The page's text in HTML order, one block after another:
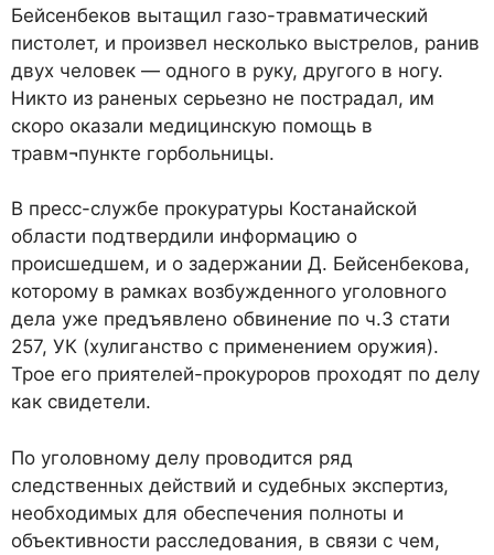
Бейсенбеков вытащил газо-травматический
пистолет, и произвел несколько выстрелов, ранив
двух человек — одного в руку, другого в ногу.
Никто из раненых серьезно не пострадал, им
скоро оказали медицинскую помощь в
травм¬пункте горбольницы.
В пресс-службе прокуратуры Костанайской
области подтвердили информацию о
происшедшем, и о задержании Д. Бейсенбекова,
которому в рамках возбужденного уголовного
дела уже предъявлено обвинение по ч.3 стати
257, УК (хулиганство с применением оружия).
Трое его приятелей-прокуроров проходят по делу
как свидетели.
По уголовному делу проводится ряд
следственных действий и судебных экспертиз,
необходимых для обеспечения полноты и
объективности расследования, в связи с чем,